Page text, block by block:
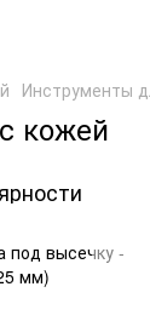
Инструменты
кожей